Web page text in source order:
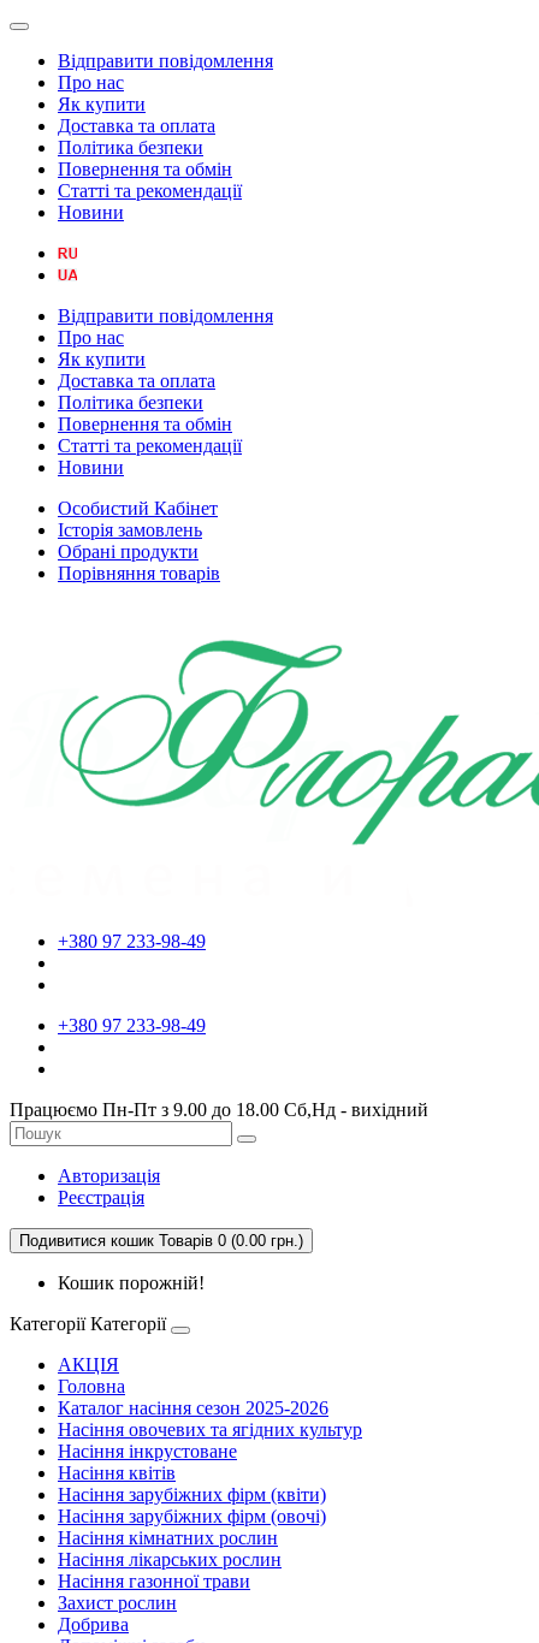
Відправити повідомлення
Про нас
Як купити
Доставка та оплата
Політика безпеки
Повернення та обмін
Статті та рекомендації
Новини
Відправити повідомлення
Про нас
Як купити
Доставка та оплата
Політика безпеки
Повернення та обмін
Статті та рекомендації
Новини
Особистий Кабінет
Історія замовлень
Обрані продукти
Порівняння товарів
+380 97 233-98-49
+380 97 233-98-49
Працюємо Пн-Пт з 9.00 до 18.00 Сб,Нд - вихідний
Авторизація
Реєстрація
Подивитися кошик Товарів 0 (0.00 грн.)
Кошик порожній!
Категорії Категорії
АКЦІЯ
Головна
Каталог насіння сезон 2025-2026
Насіння овочевих та ягідних культур
Насіння інкрустоване
Насіння квітів
Насіння зарубіжних фірм (квіти)
Насіння зарубіжних фірм (овочі)
Насіння кімнатних рослин
Насіння лікарських рослин
Насіння газонної трави
Захист рослин
Добрива